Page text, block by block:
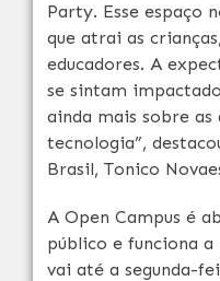
Party. Esse espaço
que atrai as
educadores. A
se sintam
ainda mais sobre as
tecnologia”,
Brasil, Tonico
A Open Campus é
público e funciona
vai até a segunda-